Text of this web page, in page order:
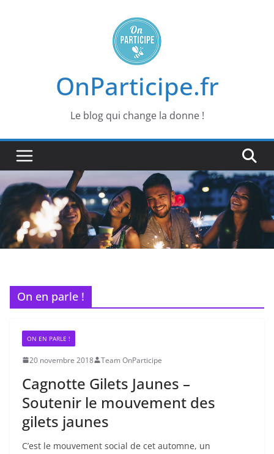
OnParticipe.fr
Le blog qui change la donne !
On en parle !
ON EN PARLE !
20 novembre 2018 Team OnParticipe
Cagnotte Gilets Jaunes –
Soutenir le mouvement des
gilets jaunes
C’est le mouvement social de cet automne, un